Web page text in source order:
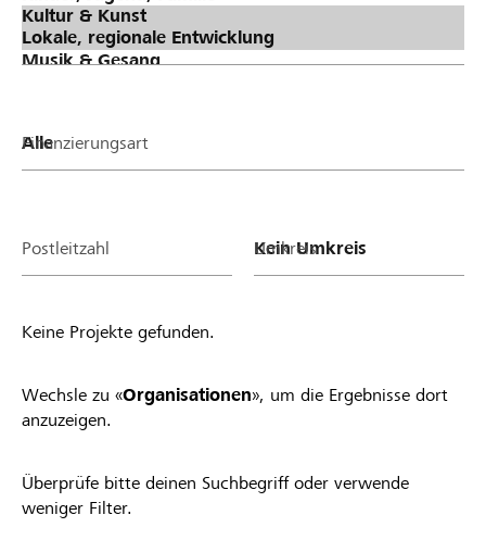
Finanzierungsart
Postleitzahl Umkreis
Keine Projekte gefunden.
Wechsle zu «Organisationen», um die Ergebnisse dort
anzuzeigen.
Überprüfe bitte deinen Suchbegriff oder verwende
weniger Filter.